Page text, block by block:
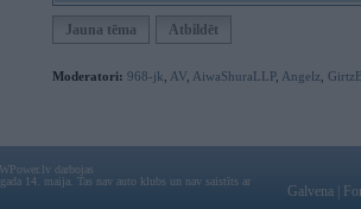
Jauna tēma Atbildēt
Moderatori: 968-jk AV AiwaShuraLLP, Angelz
darbojas
14. maija. Tas nav auto klubs un nav saistīts ar
Galvena